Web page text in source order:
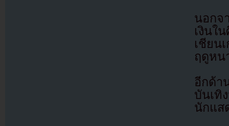
นอกจ
เงินใ
เชียน
ฤดูหน
อีกด้
บันเทิ
นักแส